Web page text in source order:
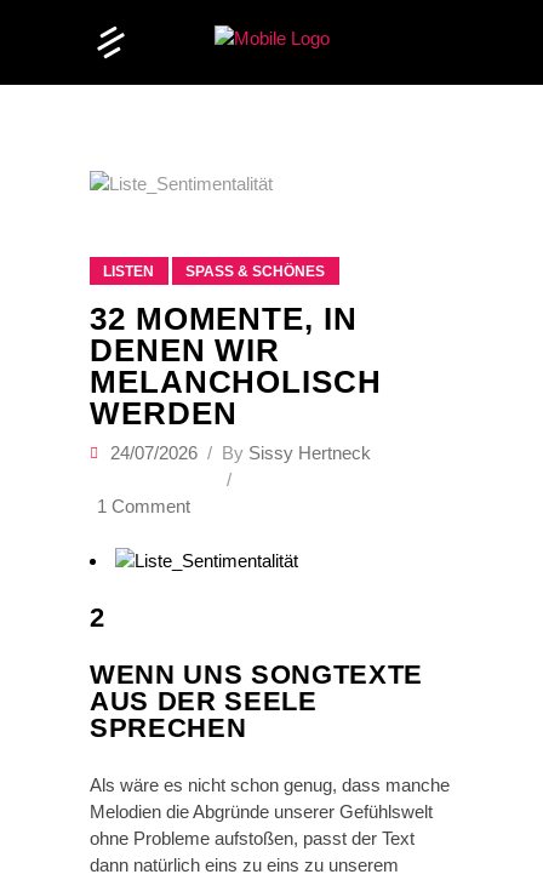
LISTEN SPASS & SCHÖNES
32 MOMENTE, IN
DENEN WIR
MELANCHOLISCH
WERDEN
24/07/2026 By Sissy Hertneck
1 Comment
2
WENN UNS SONGTEXTE
AUS DER SEELE
SPRECHEN
Als wäre es nicht schon genug, dass manche
Melodien die Abgründe unserer Gefühlswelt
ohne Probleme aufstoßen, passt der Text
dann natürlich eins zu eins zu unserem